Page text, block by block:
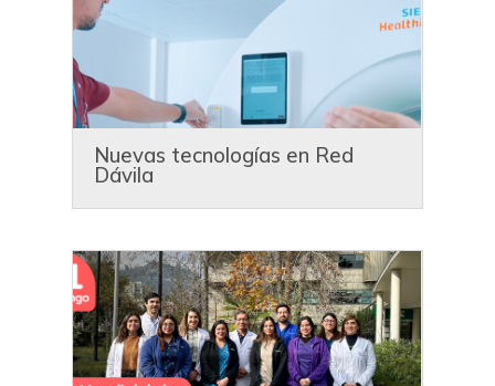
Nuevas tecnologías en Red
Dávila